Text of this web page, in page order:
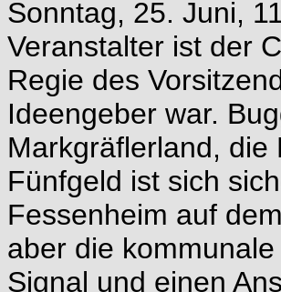
Sonntag, 25. Juni,
Veranstalter ist der
Regie des
Ideengeber war.
Markgräflerland, die
Fünfgeld ist sich
Fessenheim auf
aber die
Signal und einen